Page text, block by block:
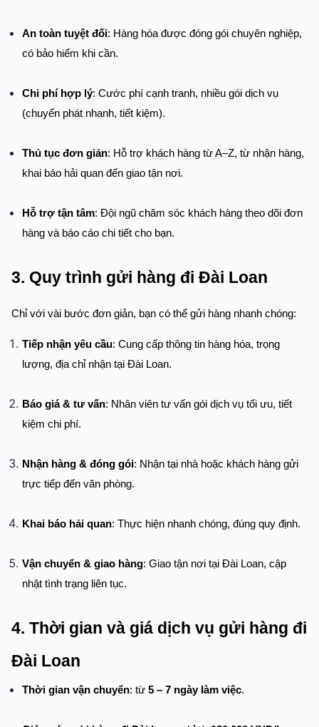
An toàn tuyệt đối: Hàng hóa được đóng gói chuyên nghiệp,
có bảo hiểm khi cần.
Chi phí hợp lý: Cước phí cạnh tranh, nhiều gói dịch vụ
(chuyển phát nhanh, tiết kiệm).
Thủ tục đơn giản: Hỗ trợ khách hàng từ A–Z, từ nhận hàng,
khai báo hải quan đến giao tận nơi.
Hỗ trợ tận tâm: Đội ngũ chăm sóc khách hàng theo dõi đơn
hàng và báo cáo chi tiết cho bạn.
3. Quy trình gửi hàng đi Đài Loan
Chỉ với vài bước đơn giản, bạn có thể gửi hàng nhanh chóng:
Tiếp nhận yêu cầu: Cung cấp thông tin hàng hóa, trọng
lượng, địa chỉ nhận tại Đài Loan.
Báo giá & tư vấn: Nhân viên tư vấn gói dịch vụ tối ưu, tiết
kiệm chi phí.
Nhận hàng & đóng gói: Nhận tại nhà hoặc khách hàng gửi
trực tiếp đến văn phòng.
Khai báo hải quan: Thực hiện nhanh chóng, đúng quy định.
Vận chuyển & giao hàng: Giao tận nơi tại Đài Loan, cập
nhật tình trạng liên tục.
4. Thời gian và giá dịch vụ gửi hàng đi
Đài Loan
Thời gian vận chuyển: từ 5 – 7 ngày làm việc.